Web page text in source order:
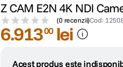
Z CAM E2N 4K NDI
(0 recenzii)Cod:
6.91300 lei
Acest produs este